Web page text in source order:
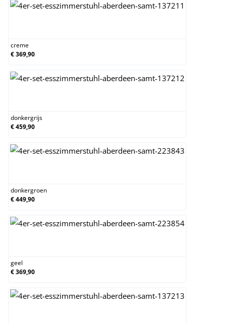
creme
€ 369,90
donkergrijs
€ 459,90
donkergroen
€ 449,90
geel
€ 369,90